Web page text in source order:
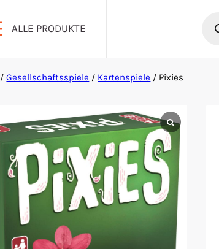
ALLE PRODUKTE
/Gesellschaftsspiele / Kartenspiele / Pixies